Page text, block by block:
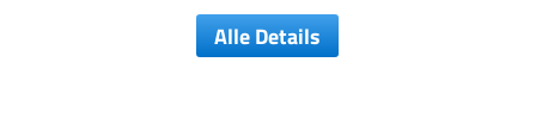
Alle Details